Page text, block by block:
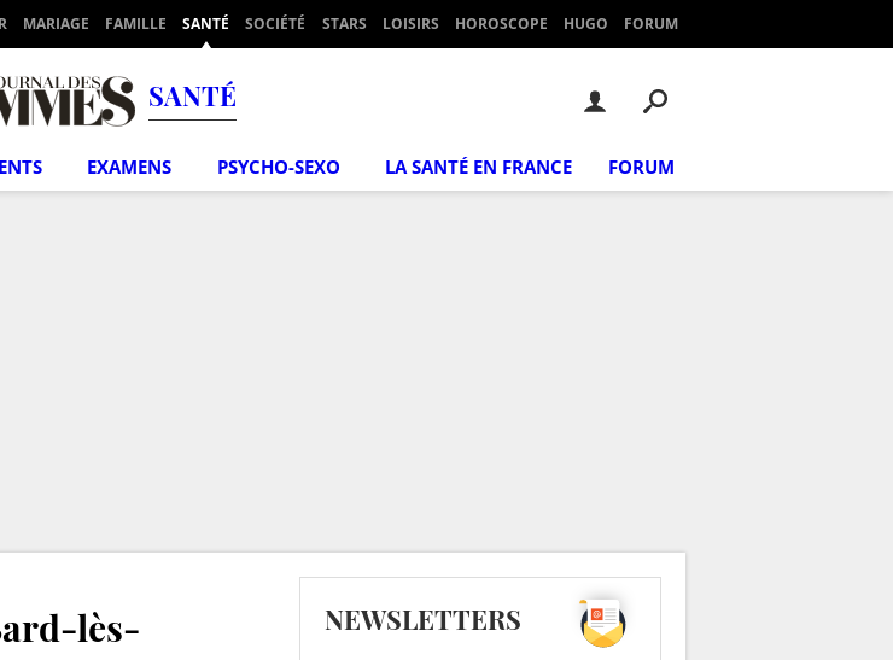
MARIAGE FAMILLE SANTÉ SOCIÉTÉ STARS LOISIRS HOROSCOPE HUGO FORUM
SANTÉ
EXAMENS PSYCHO-SEXO LA SANTÉ EN FRANCE FORUM
lès-
NEWSLETTERS